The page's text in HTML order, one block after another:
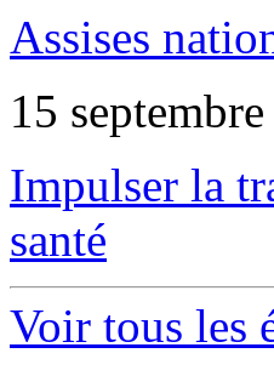
Assises
15
Impulser la
santé
Voir tous les